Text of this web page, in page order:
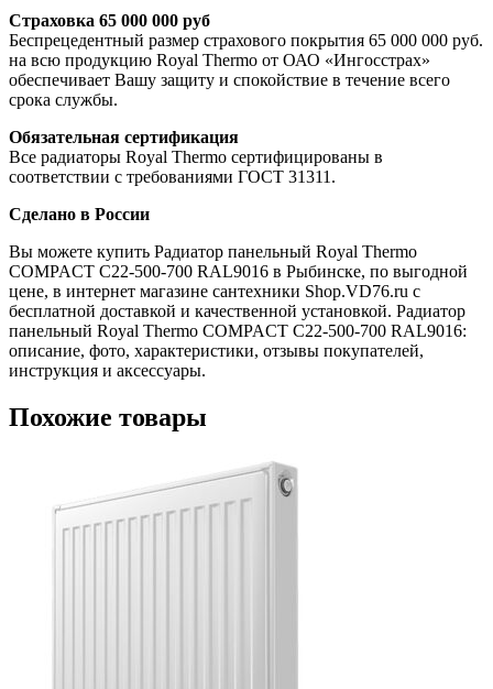
Страховка 65 000 000 руб
Беспрецедентный размер страхового покрытия 65 000 000 руб.
на всю продукцию Royal Thermo от ОАО «Ингосстрах»
обеспечивает Вашу защиту и спокойствие в течение всего
срока службы.
Обязательная сертификация
Все радиаторы Royal Thermo сертифицированы в
соответствии с требованиями ГОСТ 31311.
Сделано в России
Вы можете купить Радиатор панельный Royal Thermo
COMPACT C22-500-700 RAL9016 в Рыбинске, по выгодной
цене, в интернет магазине сантехники Shop.VD76.ru с
бесплатной доставкой и качественной установкой. Радиатор
панельный Royal Thermo COMPACT C22-500-700 RAL9016:
описание, фото, характеристики, отзывы покупателей,
инструкция и аксессуары.
Похожие товары